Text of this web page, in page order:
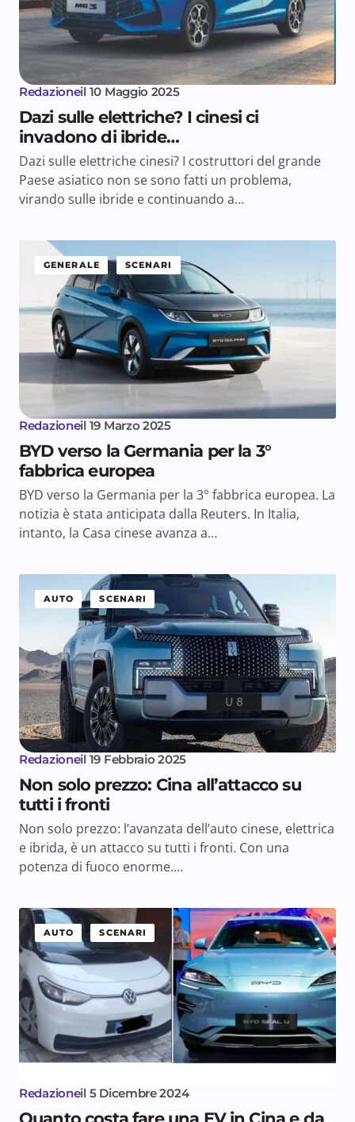
Redazioneil 10 Maggio 2025
Dazi sulle elettriche? I cinesi ci
invadono di ibride…
Dazi sulle elettriche cinesi? I costruttori del grande
Paese asiatico non se sono fatti un problema,
virando sulle ibride e continuando a…
GENERALE SCENARI
Redazioneil 19 Marzo 2025
BYD verso la Germania per la 3°
fabbrica europea
BYD verso la Germania per la 3° fabbrica europea. La
notizia è stata anticipata dalla Reuters. In Italia,
intanto, la Casa cinese avanza a…
AUTO SCENARI
Redazioneil 19 Febbraio 2025
Non solo prezzo: Cina all’attacco su
tutti i fronti
Non solo prezzo: l’avanzata dell’auto cinese, elettrica
e ibrida, è un attacco su tutti i fronti. Con una
potenza di fuoco enorme.…
AUTO SCENARI
Redazioneil 5 Dicembre 2024